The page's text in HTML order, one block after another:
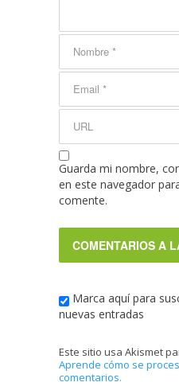
Guarda mi nombre,
en este navegador
comente.
Marca aquí para
nuevas entradas
Este sitio usa Akismet
Aprende cómo se
comentarios.